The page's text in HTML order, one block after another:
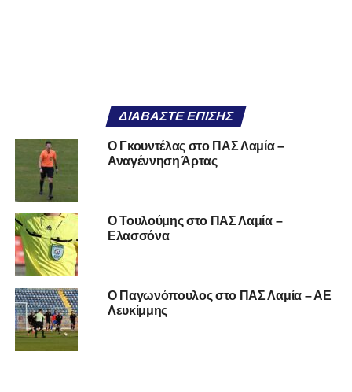
ΔΙΑΒΆΣΤΕ ΕΠΊΣΗΣ
O Γκουντέλας στο ΠΑΣ Λαμία –
Αναγέννηση Άρτας
O Τουλούμης στο ΠΑΣ Λαμία –
Ελασσόνα
Ο Παγωνόπουλος στο ΠΑΣ Λαμία – ΑΕ
Λευκίμμης